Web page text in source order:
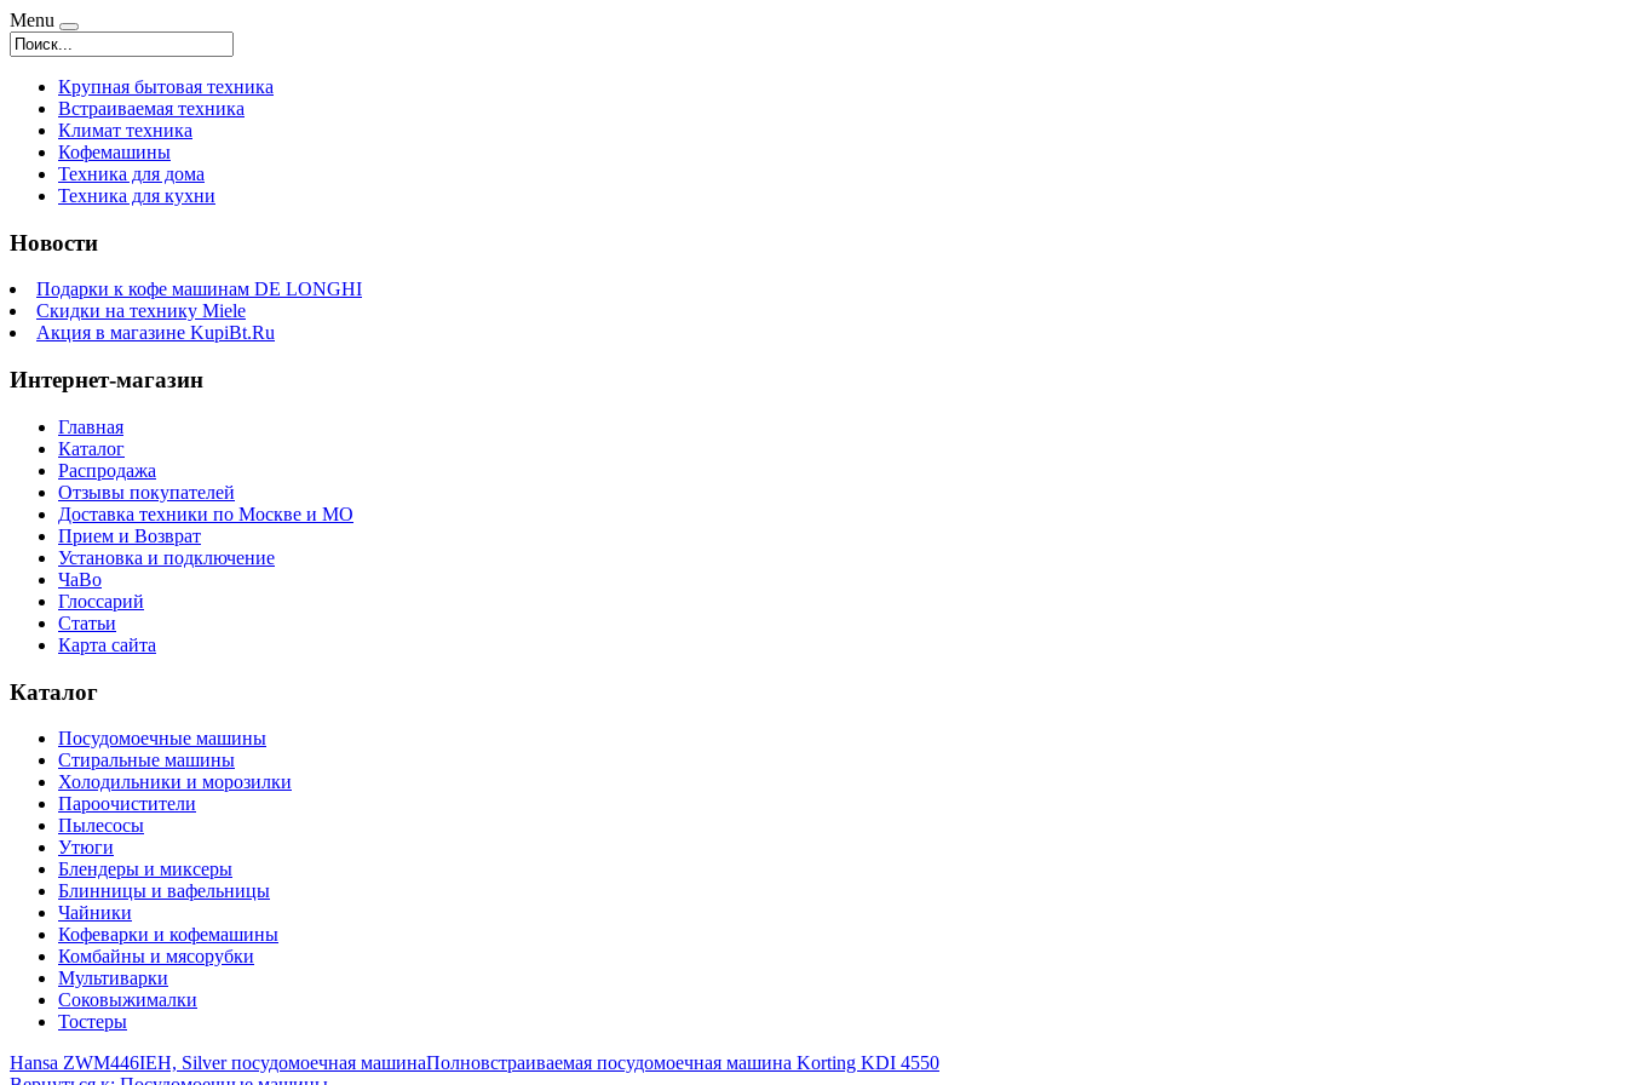
Menu
Крупная бытовая техника
Встраиваемая техника
Климат техника
Кофемашины
Техника для дома
Техника для кухни
Новости
Подарки к кофе машинам DE LONGHI
Скидки на технику Miele
Акция в магазине KupiBt.Ru
Интернет-магазин
Главная
Каталог
Распродажа
Отзывы покупателей
Доставка техники по Москве и МО
Прием и Возврат
Установка и подключение
ЧаВо
Глоссарий
Статьи
Карта сайта
Каталог
Посудомоечные машины
Стиральные машины
Холодильники и морозилки
Пароочистители
Пылесосы
Утюги
Блендеры и миксеры
Блинницы и вафельницы
Чайники
Кофеварки и кофемашины
Комбайны и мясорубки
Мультиварки
Соковыжималки
Тостеры
Hansa ZWM446IEH, Silver посудомоечная машинаПолновстраиваемая посудомоечная машина Korting KDI 4550